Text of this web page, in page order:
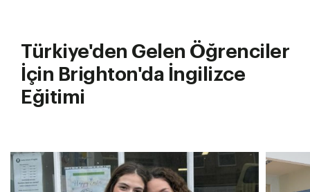
Türkiye'den Gelen Öğrenciler
İçin Brighton'da İngilizce
Eğitimi